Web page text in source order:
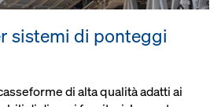
sistemi di ponteggi
di alta qualità adatti ai